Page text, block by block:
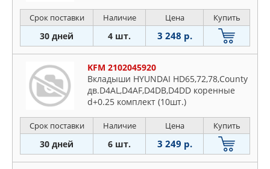
Срок поставки Наличие Цена Купить
30 дней 4 шт. 3 248 р.
KFM 2102045920
Вкладыши HYUNDAI HD65,72,78,County
дв.D4AL,D4AF,D4DB,D4DD коренные
d+0.25 комплект (10шт.)
Срок поставки Наличие Цена Купить
30 дней 6 шт. 3 249 р.